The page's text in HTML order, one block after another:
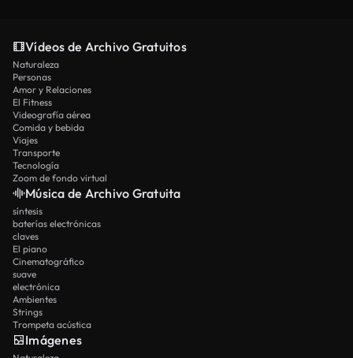
Vídeos de Archivo Gratuitos
Naturaleza
Personas
Amor y Relaciones
El Fitness
Videografía aérea
Comida y bebida
Viajes
Transporte
Tecnología
Zoom de fondo virtual
Música de Archivo Gratuita
síntesis
baterías electrónicas
claves
El piano
Cinematográfico
suave
electrónica
Ambientes
Strings
Trompeta acústica
Imágenes